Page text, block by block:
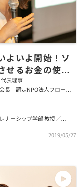
よいよ開始！ソ
せるお金の使い
木馨祐×宮城
表理事
長 認定NPO法人フローレ
ナーシップ学部 教授／
2019/05/27